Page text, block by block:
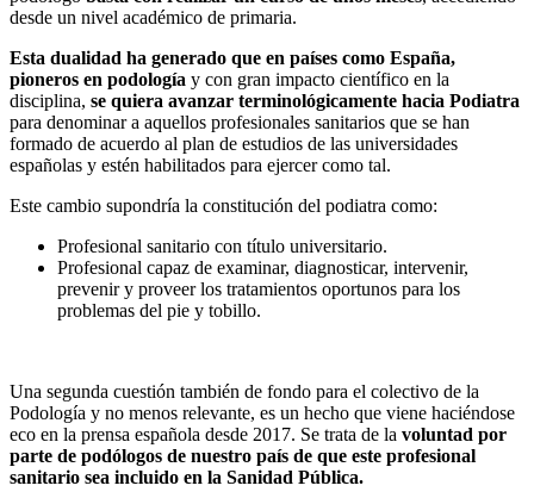
desde un nivel académico de primaria.
Esta dualidad ha generado que en países como España,
pioneros en podología y con gran impacto científico en la
disciplina, se quiera avanzar terminológicamente hacia Podiatra
para denominar a aquellos profesionales sanitarios que se han
formado de acuerdo al plan de estudios de las universidades
españolas y estén habilitados para ejercer como tal.
Este cambio supondría la constitución del podiatra como:
Profesional sanitario con título universitario.
Profesional capaz de examinar, diagnosticar, intervenir,
prevenir y proveer los tratamientos oportunos para los
problemas del pie y tobillo.
Una segunda cuestión también de fondo para el colectivo de la
Podología y no menos relevante, es un hecho que viene haciéndose
eco en la prensa española desde 2017. Se trata de la voluntad por
parte de podólogos de nuestro país de que este profesional
sanitario sea incluido en la Sanidad Pública.